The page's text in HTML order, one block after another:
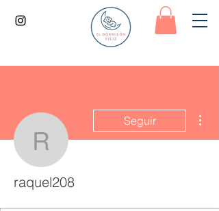
raquel208
Seguir
raquel208